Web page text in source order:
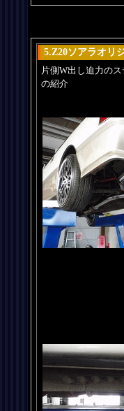
5.Z20ソアラオリ
片側W出し迫力の
の紹介